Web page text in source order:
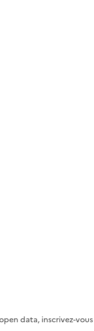
data, inscrivez-